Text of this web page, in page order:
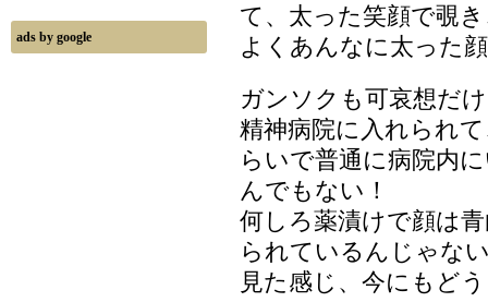
ads by google
て、太った笑顔で覗
よくあんなに太った
ガンソクも可哀想だ
精神病院に入れられ
らいで普通に病院内
んでもない！
何しろ薬漬けで顔は
られているんじゃな
見た感じ、今にもど